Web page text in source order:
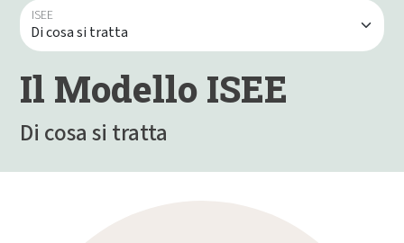
ISEE
Il Modello ISEE
Di cosa si tratta